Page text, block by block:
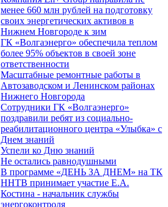
менее 660 млн рублей на подготовку
своих энергетических активов в
Нижнем Новгороде к зим
ГК «Волгаэнерго» обеспечила теплом
более 95% объектов в своей зоне
ответственности
Масштабные ремонтные работы в
Автозаводском и Ленинском районах
Нижнего Новгорода
Сотрудники ГК «Волгаэнерго»
поздравили ребят из социально-
реабилитационного центра «Улыбка» с
Днем знаний
Успели ко Дню знаний
Не остались равнодушными
В программе «ДЕНЬ ЗА ДНЕМ» на ТК
ННТВ принимает участие Е.А.
Костина - начальник службы
энергоконтроля